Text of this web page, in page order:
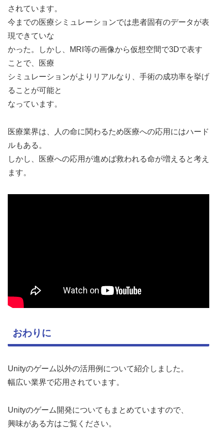
されています。
今までの医療シミュレーションでは患者固有のデータが表
現できていな
かった。しかし、MRI等の画像から仮想空間で3Dで表す
ことで、医療
シミュレーションがよりリアルなり、手術の成功率を挙げ
ることが可能と
なっています。
医療業界は、人の命に関わるため医療への応用にはハード
ルもある。
しかし、医療への応用が進めば救われる命が増えると考え
ます。
おわりに
Unityのゲーム以外の活用例について紹介しました。
幅広い業界で応用されています。
Unityのゲーム開発についてもまとめていますので、
興味がある方はご覧ください。